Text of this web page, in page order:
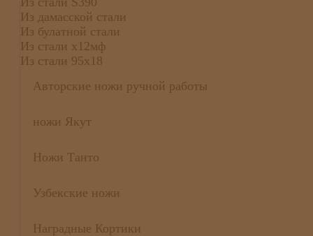
Из дамасской стали
Из булатной стали
Из стали х12мф
Из стали 95х18
Авторские ножи ручной работы
ножи Якут
Ножи Танто
Узбекские ножи
Наградные Кортики